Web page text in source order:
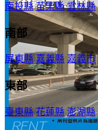
南投縣 苗栗縣 雲林縣
南部
屏東縣 嘉義縣 嘉義市
東部
臺東縣 花蓮縣 澎湖縣